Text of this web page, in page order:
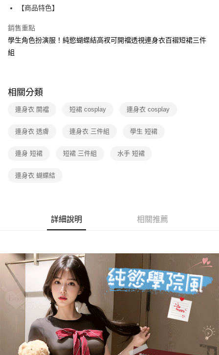
Apple Pay
街口支付
悠遊付
每筆NT$60，滿NT$600(含以上)免運費
付款後全家取貨
每筆NT$60，滿NT$600(含以上)免運費
【商品特色】
銷售重點
學生角色扮演服！純慾蝴蝶結高衩可開襠透視連身衣百褶短裙三件
組
相關分類
連身衣 開襠 短裙 cosplay 連身衣 cosplay
連身衣 透膚 連身衣 三件組 學生 短裙
連身 短裙 短裙 三件組 水手 短裙
連身衣 蝴蝶結
詳細說明 相關推薦